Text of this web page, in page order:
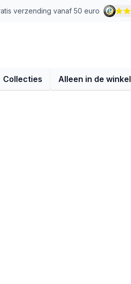
verzending vanaf 50 euro
Collecties Alleen in de winkel